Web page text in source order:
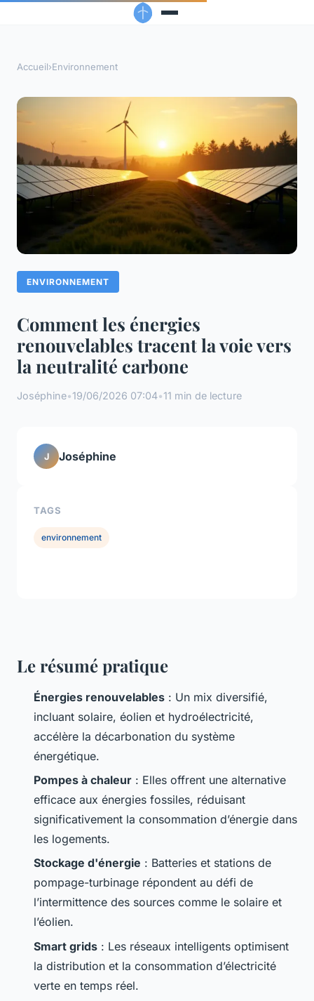
Accueil›Environnement
ENVIRONNEMENT
Comment les énergies
renouvelables tracent la voie vers
la neutralité carbone
Joséphine•19/06/2026 07:04•11 min de lecture
Le résumé pratique
Énergies renouvelables : Un mix diversifié,
incluant solaire, éolien et hydroélectricité,
accélère la décarbonation du système
énergétique.
Pompes à chaleur : Elles offrent une alternative
efficace aux énergies fossiles, réduisant
significativement la consommation d’énergie dans
les logements.
Stockage d'énergie : Batteries et stations de
pompage-turbinage répondent au défi de
l’intermittence des sources comme le solaire et
l’éolien.
Smart grids : Les réseaux intelligents optimisent
la distribution et la consommation d’électricité
verte en temps réel.
J Joséphine
TAGS
environnement